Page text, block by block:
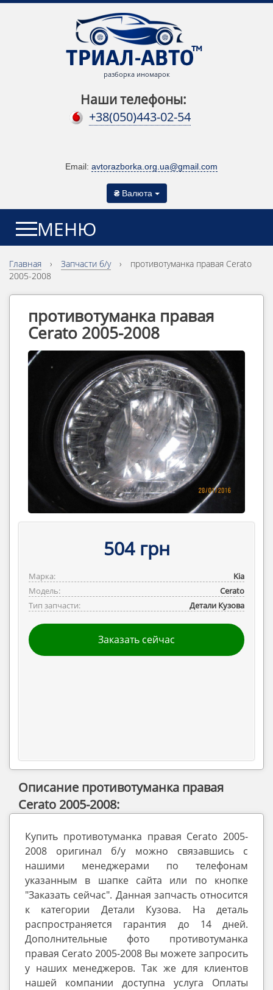
разборка иномарок
Наши телефоны:
+38(050)443-02-54
Email: avtorazborka.org.ua@gmail.com
₴ Валюта
МЕНЮ
Главная › Запчасти б/у ›
противотуманка правая Cerato
2005-2008
противотуманка правая
Cerato 2005-2008
504 грн
Марка:
Kia
Модель:
Cerato
Тип запчасти:
Детали Кузова
Заказать сейчас
Описание противотуманка правая
Cerato 2005-2008:
Купить противотуманка правая Cerato 2005-
2008 оригинал б/у можно связавшись с
нашими менеджерами по телефонам
указанным в шапке сайта или по кнопке
"Заказать сейчас". Данная запчасть относится
к категории Детали Кузова. На деталь
распространяется гарантия до 14 дней.
Дополнительные фото противотуманка
правая Cerato 2005-2008 Вы можете запросить
у наших менеджеров. Так же для клиентов
нашей компании доступна услуга Оплаты